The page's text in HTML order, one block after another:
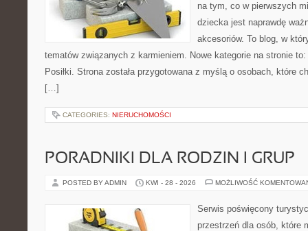
na tym, co w pierwszych
dziecka jest naprawdę
akcesoriów. To blog, w
tematów związanych z karmieniem. Nowe kategorie na stronie
Posiłki. Strona została przygotowana z myślą o osobach, które
[…]
CATEGORIES: NIERUCHOMOŚCI
PORADNIKI DLA RODZIN I GRUP
POSTED BY ADMIN KWI - 28 - 2026 MOŻLIWOŚĆ
Serwis poświęcony
przestrzeń dla osób, które